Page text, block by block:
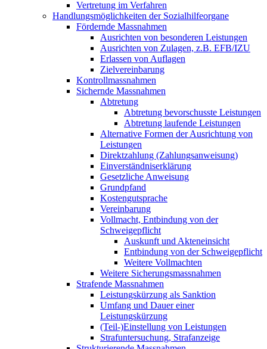
Vertretung im Verfahren
Handlungsmöglichkeiten der Sozialhilfeorgane
Fördernde Massnahmen
Ausrichten von besonderen Leistungen
Ausrichten von Zulagen, z.B. EFB/IZU
Erlassen von Auflagen
Zielvereinbarung
Kontrollmassnahmen
Sichernde Massnahmen
Abtretung
Abtretung bevorschusste Leistungen
Abtretung laufende Leistungen
Alternative Formen der Ausrichtung von
Leistungen
Direktzahlung (Zahlungsanweisung)
Einverständniserklärung
Gesetzliche Anweisung
Grundpfand
Kostengutsprache
Vereinbarung
Vollmacht, Entbindung von der
Schweigepflicht
Auskunft und Akteneinsicht
Entbindung von der Schweigepflicht
Weitere Vollmachten
Weitere Sicherungsmassnahmen
Strafende Massnahmen
Leistungskürzung als Sanktion
Umfang und Dauer einer
Leistungskürzung
(Teil-)Einstellung von Leistungen
Strafuntersuchung, Strafanzeige